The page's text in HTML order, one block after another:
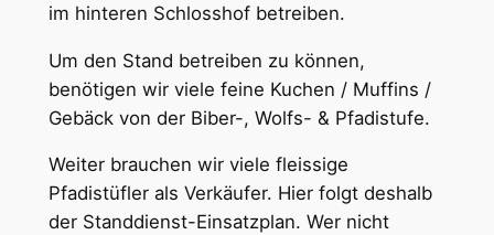
im hinteren Schlosshof betreiben.
Um den Stand betreiben zu können,
benötigen wir viele feine Kuchen / Muffins /
Gebäck von der Biber-, Wolfs- & Pfadistufe.
Weiter brauchen wir viele fleissige
Pfadistüfler als Verkäufer. Hier folgt deshalb
der Standdienst-Einsatzplan. Wer nicht